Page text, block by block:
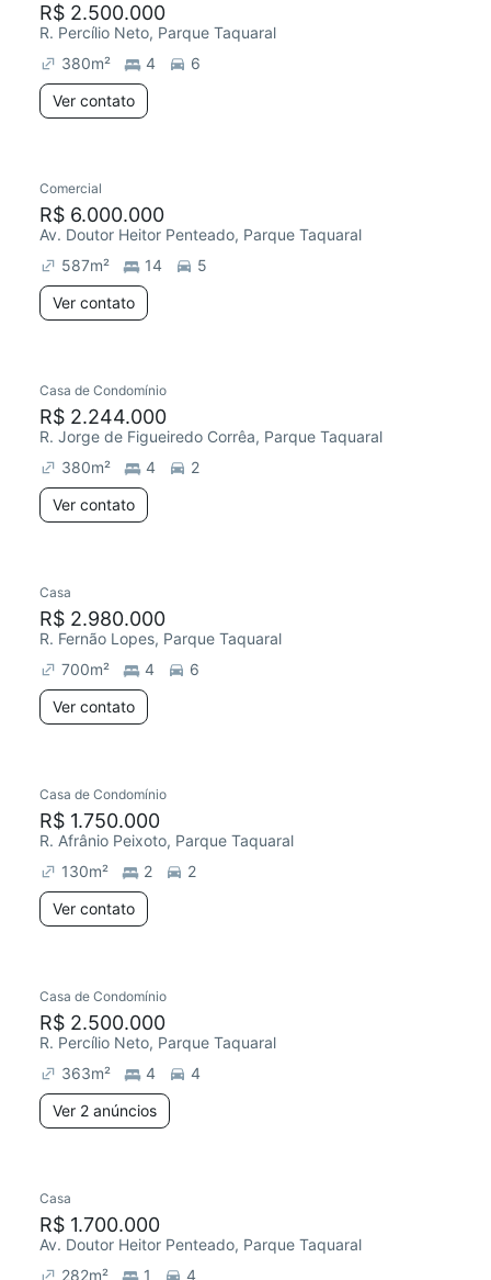
R$ 2.500.000
R. Percílio Neto, Parque Taquaral
380m² 4
6
Ver contato
Comercial
R$ 6.000.000
Av. Doutor Heitor Penteado, Parque Taquaral
587m² 14
5
Ver contato
Casa de Condomínio
R$ 2.244.000
R. Jorge de Figueiredo Corrêa, Parque Taquaral
380m² 4
2
Ver contato
Casa
R$ 2.980.000
R. Fernão Lopes, Parque Taquaral
700m² 4
6
Ver contato
Casa de Condomínio
R$ 1.750.000
R. Afrânio Peixoto, Parque Taquaral
130m² 2
2
Ver contato
Casa de Condomínio
R$ 2.500.000
R. Percílio Neto, Parque Taquaral
363m² 4
4
Ver 2 anúncios
Casa
R$ 1.700.000
Av. Doutor Heitor Penteado, Parque Taquaral
282m² 1 4